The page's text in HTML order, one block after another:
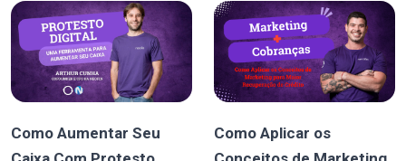
Como Aumentar Seu
Como Aplicar os